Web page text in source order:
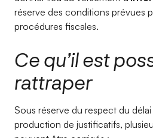
réserve des conditions prévues
procédures fiscales.
Ce qu’il est
rattraper
Sous réserve du respect du
production de justificatifs,